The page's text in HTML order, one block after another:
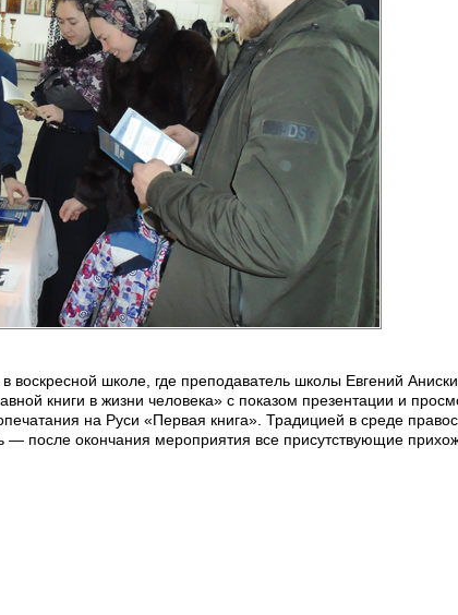
школе, где преподаватель школы Евгений
книги в жизни человека» с показом презентации и
на Руси «Первая книга». Традицией в среде
после окончания мероприятия все присутствующие